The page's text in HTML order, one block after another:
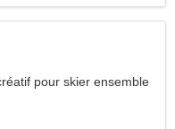
pour skier ensemble